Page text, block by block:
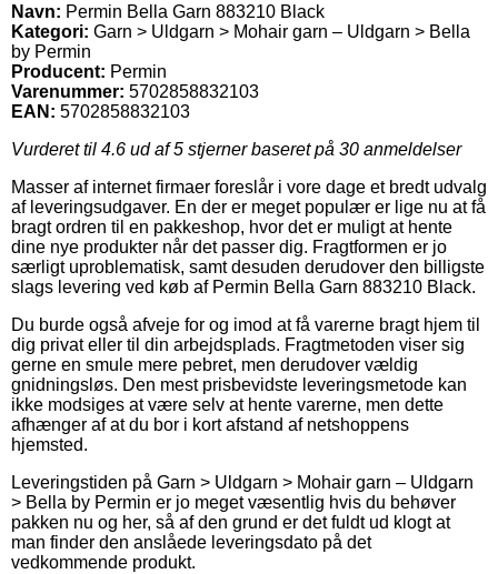
Navn: Permin Bella Garn 883210 Black
Kategori: Garn > Uldgarn > Mohair garn – Uldgarn > Bella
by Permin
Producent: Permin
Varenummer: 5702858832103
EAN: 5702858832103
Vurderet til 4.6 ud af 5 stjerner baseret på 30 anmeldelser
Masser af internet firmaer foreslår i vore dage et bredt udvalg
af leveringsudgaver. En der er meget populær er lige nu at få
bragt ordren til en pakkeshop, hvor det er muligt at hente
dine nye produkter når det passer dig. Fragtformen er jo
særligt uproblematisk, samt desuden derudover den billigste
slags levering ved køb af Permin Bella Garn 883210 Black.
Du burde også afveje for og imod at få varerne bragt hjem til
dig privat eller til din arbejdsplads. Fragtmetoden viser sig
gerne en smule mere pebret, men derudover vældig
gnidningsløs. Den mest prisbevidste leveringsmetode kan
ikke modsiges at være selv at hente varerne, men dette
afhænger af at du bor i kort afstand af netshoppens
hjemsted.
Leveringstiden på Garn > Uldgarn > Mohair garn – Uldgarn
> Bella by Permin er jo meget væsentlig hvis du behøver
pakken nu og her, så af den grund er det fuldt ud klogt at
man finder den anslåede leveringsdato på det
vedkommende produkt.